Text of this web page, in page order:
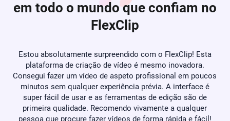
FlexClip, todos podem editar como profissionais sem
aprender habilidades avançadas.
em todo o mundo que confiam no
FlexClip
Estou absolutamente surpreendido com o FlexClip! Esta
plataforma de criação de vídeo é mesmo inovadora.
Consegui fazer um vídeo de aspeto profissional em poucos
minutos sem qualquer experiência prévia. A interface é
super fácil de usar e as ferramentas de edição são de
primeira qualidade. Recomendo vivamente a qualquer
pessoa que procure fazer vídeos de forma rápida e fácil!